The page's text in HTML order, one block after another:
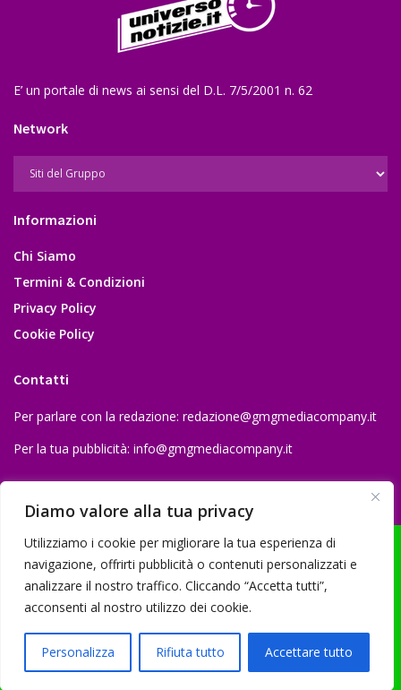
Diamo valore alla tua privacy
Utilizziamo i cookie per migliorare la tua esperienza di
navigazione, offrirti pubblicità o contenuti personalizzati e
analizzare il nostro traffico. Cliccando “Accetta tutti”,
acconsenti al nostro utilizzo dei cookie.
Personalizza Rifiuta tutto Accettare tutto
E’ un portale di news ai sensi del D.L. 7/5/2001 n. 62
Network
Informazioni
Chi Siamo
Termini & Condizioni
Privacy Policy
Cookie Policy
Contatti
Per parlare con la redazione: redazione@gmgmediacompany.it
Per la tua pubblicità: info@gmgmediacompany.it
03234710642 | C.F: MSSGLC89D15L483O | REA: AV - 313130 | Domicilio
digitale: gmgmediacompany@pec.it